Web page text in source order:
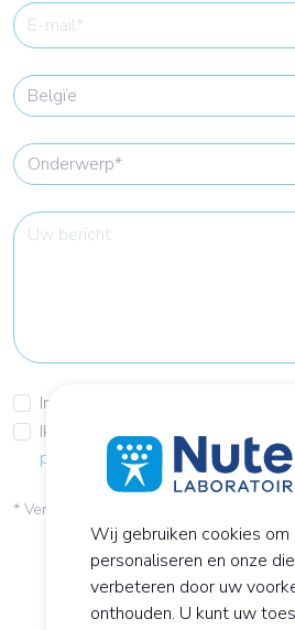
Inschrijven voor de nieuwsbrief
Ik aanvaard dealgemene
privacybeleid
* Verplichte velden
Versturen
Wij gebruiken cookies om
personaliseren en onze
verbeteren door uw
onthouden. U kunt uw